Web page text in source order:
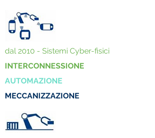
dal 2010 - Sistemi Cyber-fisici
INTERCONNESSIONE
AUTOMAZIONE
MECCANIZZAZIONE